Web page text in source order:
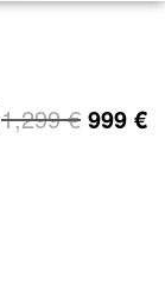
1,299€ 999 €